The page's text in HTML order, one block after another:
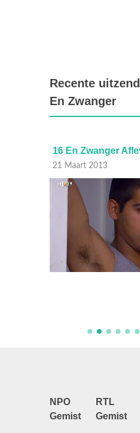
Recente
En Zwanger
16 En Zwanger
21 Maart 2013
NPO
Gemist
RTL
Gemist